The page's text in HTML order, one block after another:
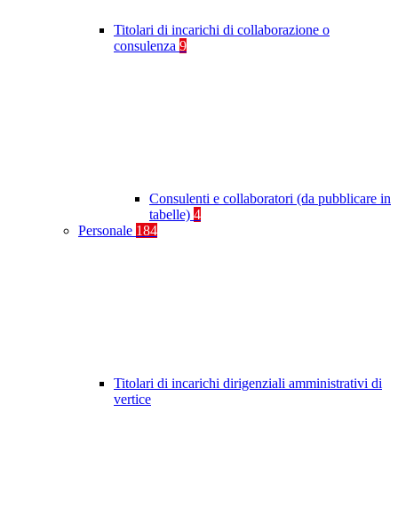
Titolari di incarichi di collaborazione o
consulenza 9
Consulenti e collaboratori (da pubblicare in
tabelle) 4
Personale 184
Titolari di incarichi dirigenziali amministrativi di
vertice